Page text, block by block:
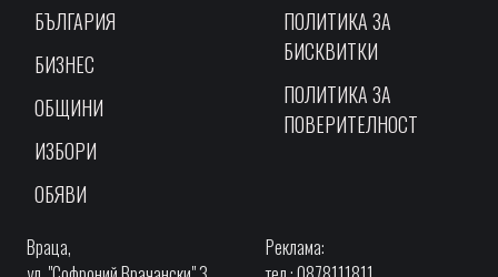
БЪЛГАРИЯ
БИЗНЕС
ОБЩИНИ
ИЗБОРИ
ОБЯВИ
ПОЛИТИКА ЗА
БИСКВИТКИ
ПОЛИТИКА ЗА
ПОВЕРИТЕЛНОСТ
Враца,
Реклама: